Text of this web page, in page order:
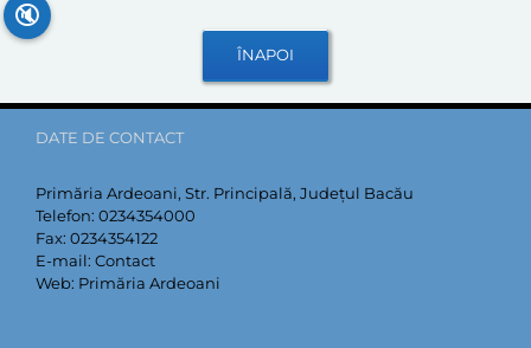
DATE DE CONTACT
Primăria Ardeoani, Str. Principală, Județul Bacău
Telefon: 0234354000
Fax: 0234354122
E-mail: Contact
Web: Primăria Ardeoani
🔇